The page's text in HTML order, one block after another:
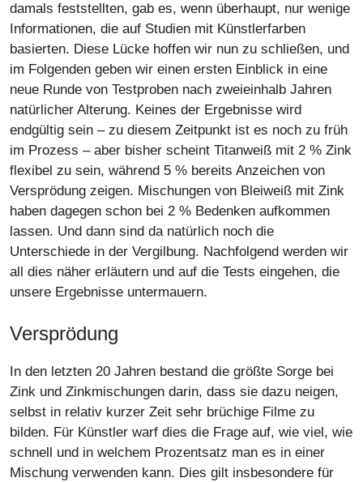
damals feststellten, gab es, wenn überhaupt, nur wenige
Informationen, die auf Studien mit Künstlerfarben
basierten. Diese Lücke hoffen wir nun zu schließen, und
im Folgenden geben wir einen ersten Einblick in eine
neue Runde von Testproben nach zweieinhalb Jahren
natürlicher Alterung. Keines der Ergebnisse wird
endgültig sein – zu diesem Zeitpunkt ist es noch zu früh
im Prozess – aber bisher scheint Titanweiß mit 2 % Zink
flexibel zu sein, während 5 % bereits Anzeichen von
Versprödung zeigen. Mischungen von Bleiweiß mit Zink
haben dagegen schon bei 2 % Bedenken aufkommen
lassen. Und dann sind da natürlich noch die
Unterschiede in der Vergilbung. Nachfolgend werden wir
all dies näher erläutern und auf die Tests eingehen, die
unsere Ergebnisse untermauern.
Versprödung
In den letzten 20 Jahren bestand die größte Sorge bei
Zink und Zinkmischungen darin, dass sie dazu neigen,
selbst in relativ kurzer Zeit sehr brüchige Filme zu
bilden. Für Künstler warf dies die Frage auf, wie viel, wie
schnell und in welchem Prozentsatz man es in einer
Mischung verwenden kann. Dies gilt insbesondere für